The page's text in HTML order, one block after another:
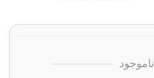
ناموجود